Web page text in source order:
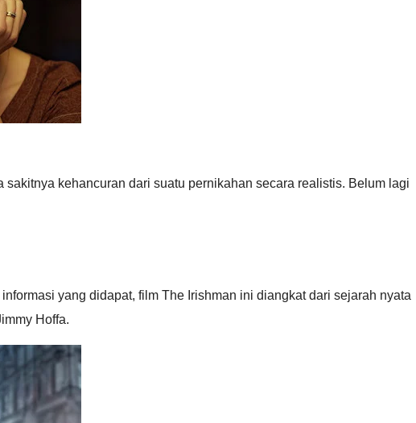
kehancuran dari suatu pernikahan secara realistis. Belum lagi
informasi yang didapat, film The Irishman ini diangkat dari sejarah nyata
Hoffa.